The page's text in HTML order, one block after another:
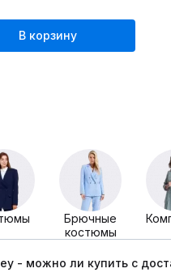
В корзину
Брючные
костюмы
- можно ли купить c